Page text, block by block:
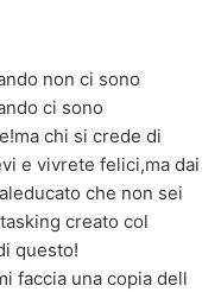
non ci sono
ci sono
chi si crede di
e vivrete felici,ma dai
che non sei
creato col
questo!
faccia una copia dell